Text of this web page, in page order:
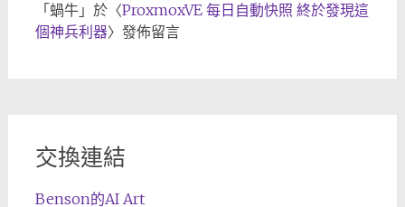
「 蝸牛」於〈ProxmoxVE 每日自動快照 終於發現這
個神兵利器〉發佈留言
交換連結
Benson的AI Art